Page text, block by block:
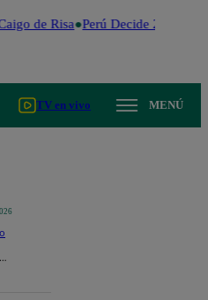
de Risa Perú Decide 2026
TV en vivo MENÚ